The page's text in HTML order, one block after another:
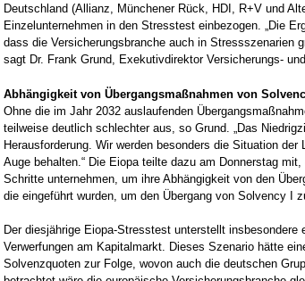
Deutschland (Allianz, Münchener Rück, HDI, R+V und
Einzelunternehmen in den Stresstest einbezogen. „Die
dass die Versicherungsbranche auch in Stressszenarien
sagt Dr. Frank Grund, Exekutivdirektor Versicherungs-
Abhängigkeit von Übergangsmaßnahmen von
Ohne die im Jahr 2032 auslaufenden
teilweise deutlich schlechter aus, so Grund. „Das
Herausforderung. Wir werden besonders die Situation der
Auge behalten.“ Die Eiopa teilte dazu am Donnerstag
Schritte unternehmen, um ihre Abhängigkeit von den
die eingeführt wurden, um den Übergang von Solvency I
Der diesjährige Eiopa-Stresstest unterstellt insbesondere
Verwerfungen am Kapitalmarkt. Dieses Szenario hätte
Solvenzquoten zur Folge, wovon auch die deutschen